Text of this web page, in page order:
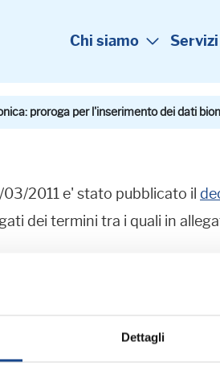
Dettagli
Chi siamo
proroga per l'inserimento dei dati
03/2011 e' stato pubblicato il
dei termini tra i quali in